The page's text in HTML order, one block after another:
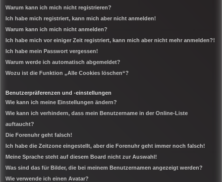
Warum kann ich mich nicht registrieren?
Ich habe mich registriert, kann mich aber nicht anmelden!
Warum kann ich mich nicht anmelden?
Ich habe mich vor einiger Zeit registriert, kann mich aber nicht mehr anmelden?!
Ich habe mein Passwort vergessen!
Warum werde ich automatisch abgemeldet?
Wozu ist die Funktion „Alle Cookies löschen“?
Benutzerpräferenzen und -einstellungen
Wie kann ich meine Einstellungen ändern?
Wie kann ich verhindern, dass mein Benutzername in der Online-Liste
auftaucht?
Die Forenuhr geht falsch!
Ich habe die Zeitzone eingestellt, aber die Forenuhr geht immer noch falsch!
Meine Sprache steht auf diesem Board nicht zur Auswahl!
Was sind das für Bilder, die bei meinem Benutzernamen angezeigt werden?
Wie verwende ich einen Avatar?